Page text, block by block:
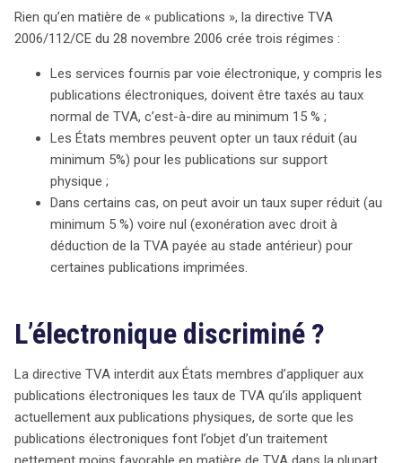
Rien qu’en matière de « publications », la directive TVA
2006/112/CE du 28 novembre 2006 crée trois régimes :
Les services fournis par voie électronique, y compris les
publications électroniques, doivent être taxés au taux
normal de TVA, c’est-à-dire au minimum 15 % ;
Les États membres peuvent opter un taux réduit (au
minimum 5%) pour les publications sur support
physique ;
Dans certains cas, on peut avoir un taux super réduit (au
minimum 5 %) voire nul (exonération avec droit à
déduction de la TVA payée au stade antérieur) pour
certaines publications imprimées.
L’électronique discriminé ?
La directive TVA interdit aux États membres d’appliquer aux
publications électroniques les taux de TVA qu’ils appliquent
actuellement aux publications physiques, de sorte que les
publications électroniques font l’objet d’un traitement